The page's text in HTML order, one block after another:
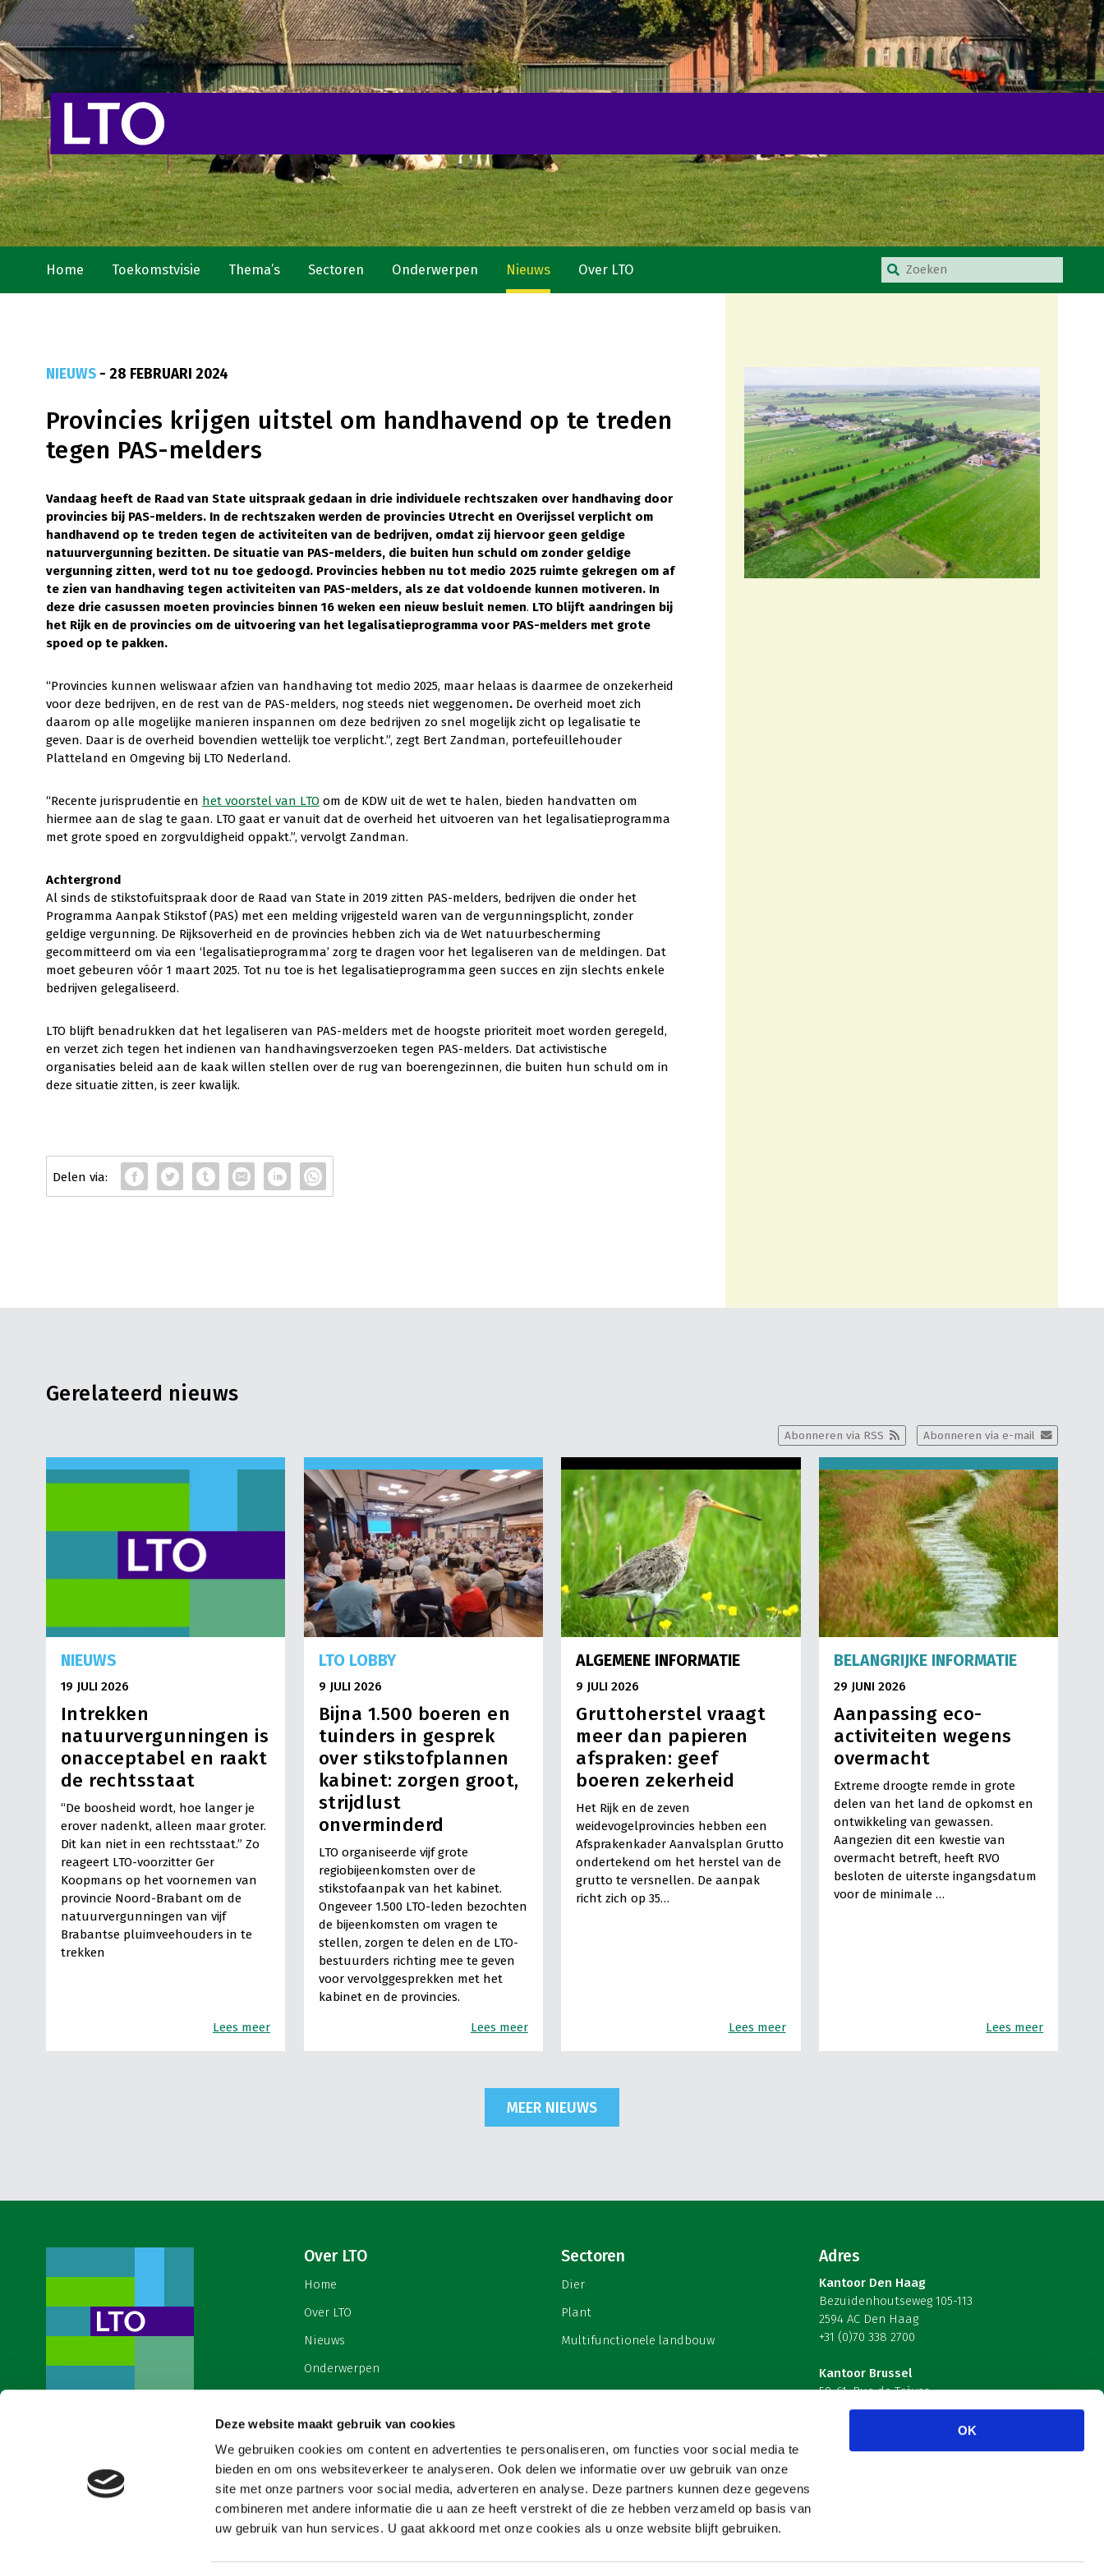
Deze website maakt gebruik van cookies
We gebruiken cookies om content en advertenties te personaliseren, om functies voor social media te
bieden en om ons websiteverkeer te analyseren. Ook delen we informatie over uw gebruik van onze
site met onze partners voor social media, adverteren en analyse. Deze partners kunnen deze gegevens
combineren met andere informatie die u aan ze heeft verstrekt of die ze hebben verzameld op basis van
uw gebruik van hun services. U gaat akkoord met onze cookies als u onze website blijft gebruiken.
OK
Home Toekomstvisie Thema’s Sectoren Onderwerpen Nieuws Over LTO
NIEUWS- 28 FEBRUARI 2024
Provincies krijgen uitstel om handhavend op te treden
tegen PAS-melders
Vandaag heeft de Raad van State uitspraak gedaan in drie individuele rechtszaken over handhaving door
provincies bij PAS-melders. In de rechtszaken werden de provincies Utrecht en Overijssel verplicht om
handhavend op te treden tegen de activiteiten van de bedrijven, omdat zij hiervoor geen geldige
natuurvergunning bezitten. De situatie van PAS-melders, die buiten hun schuld om zonder geldige
vergunning zitten, werd tot nu toe gedoogd. Provincies hebben nu tot medio 2025 ruimte gekregen om af
te zien van handhaving tegen activiteiten van PAS-melders, als ze dat voldoende kunnen motiveren. In
deze drie casussen moeten provincies binnen 16 weken een nieuw besluit nemen. LTO blijft aandringen bij
het Rijk en de provincies om de uitvoering van het legalisatieprogramma voor PAS-melders met grote
spoed op te pakken.
“Provincies kunnen weliswaar afzien van handhaving tot medio 2025, maar helaas is daarmee de onzekerheid
voor deze bedrijven, en de rest van de PAS-melders, nog steeds niet weggenomen. De overheid moet zich
daarom op alle mogelijke manieren inspannen om deze bedrijven zo snel mogelijk zicht op legalisatie te
geven. Daar is de overheid bovendien wettelijk toe verplicht.”, zegt Bert Zandman, portefeuillehouder
Platteland en Omgeving bij LTO Nederland.
“Recente jurisprudentie en het voorstel van LTOom de KDW uit de wet te halen, bieden handvatten om
hiermee aan de slag te gaan. LTO gaat er vanuit dat de overheid het uitvoeren van het legalisatieprogramma
met grote spoed en zorgvuldigheid oppakt.”, vervolgt Zandman.
Achtergrond
Al sinds de stikstofuitspraak door de Raad van State in 2019 zitten PAS-melders, bedrijven die onder het
Programma Aanpak Stikstof (PAS) met een melding vrijgesteld waren van de vergunningsplicht, zonder
geldige vergunning. De Rijksoverheid en de provincies hebben zich via de Wet natuurbescherming
gecommitteerd om via een ‘legalisatieprogramma’ zorg te dragen voor het legaliseren van de meldingen. Dat
moet gebeuren vóór 1 maart 2025. Tot nu toe is het legalisatieprogramma geen succes en zijn slechts enkele
bedrijven gelegaliseerd.
LTO blijft benadrukken dat het legaliseren van PAS-melders met de hoogste prioriteit moet worden geregeld,
en verzet zich tegen het indienen van handhavingsverzoeken tegen PAS-melders. Dat activistische
organisaties beleid aan de kaak willen stellen over de rug van boerengezinnen, die buiten hun schuld om in
deze situatie zitten, is zeer kwalijk.
Gerelateerd nieuws
Abonneren via e-mail
Abonneren via RSS
NIEUWS
19 JULI 2026
Intrekken
natuurvergunningen is
onacceptabel en raakt
de rechtsstaat
“De boosheid wordt, hoe langer je
erover nadenkt, alleen maar groter.
Dit kan niet in een rechtsstaat.” Zo
reageert LTO-voorzitter Ger
Koopmans op het voornemen van
provincie Noord-Brabant om de
natuurvergunningen van vijf
Brabantse pluimveehouders in te
trekken
Lees meer
LTO LOBBY
9 JULI 2026
Bijna 1.500 boeren en
tuinders in gesprek
over stikstofplannen
kabinet: zorgen groot,
strijdlust
onverminderd
LTO organiseerde vijf grote
regiobijeenkomsten over de
stikstofaanpak van het kabinet.
Ongeveer 1.500 LTO-leden bezochten
de bijeenkomsten om vragen te
stellen, zorgen te delen en de LTO-
bestuurders richting mee te geven
voor vervolggesprekken met het
kabinet en de provincies.
Lees meer
ALGEMENE INFORMATIE
9 JULI 2026
Gruttoherstel vraagt
meer dan papieren
afspraken: geef
boeren zekerheid
Het Rijk en de zeven
weidevogelprovincies hebben een
Afsprakenkader Aanvalsplan Grutto
ondertekend om het herstel van de
grutto te versnellen. De aanpak
richt zich op 35…
Lees meer
BELANGRIJKE INFORMATIE
29 JUNI 2026
Aanpassing eco-
activiteiten wegens
overmacht
Extreme droogte remde in grote
delen van het land de opkomst en
ontwikkeling van gewassen.
Aangezien dit een kwestie van
overmacht betreft, heeft RVO
besloten de uiterste ingangsdatum
voor de minimale …
Lees meer
MEER NIEUWS
werkgeversorganisatie met meerwaarde,
voor een sector met meerwaarde. Dat is
Land- en Tuinbouw Organisatie
Nederland (LTO).
Over LTO
Home
Over LTO
Nieuws
Onderwerpen
Contact
Cookies & privacy
Sectoren
Dier
Plant
Multifunctionele landbouw
Adres
Kantoor Den Haag
Bezuidenhoutseweg 105-113
2594 AC Den Haag
+31 (0)70 338 2700
Kantoor Brussel
59-61, Rue de Trèves
B-1040 Brussel – België
Volg ons